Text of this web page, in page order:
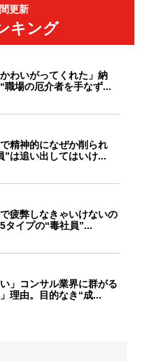
更新
キング
わいがってくれた」納
職場の厄介者を手なず...
精神的になぜか削られ
は追い出してはいけ...
疲弊しなきゃいけないの
イプの“毒社員”...
」コンサル業界に群がる
理由。目的なき“成...